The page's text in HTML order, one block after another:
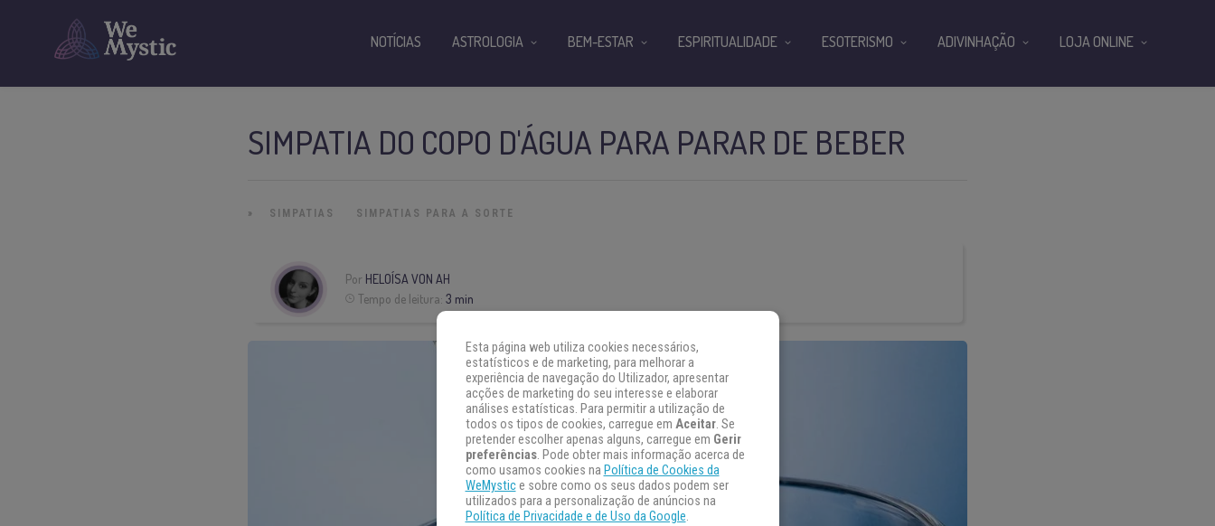
SIMPATIA DO COPO D'ÁGUA PARA PARAR DE BEBER
» SIMPATIAS SIMPATIAS PARA A SORTE
Por HELOÍSA VON AH
Tempo de leitura:3 min
NOTÍCIAS ASTROLOGIA BEM-ESTAR ESPIRITUALIDADE ESOTERISMO ADIVINHAÇÃO LOJA ONLINE
Esta página web utiliza cookies necessários,
estatísticos e de marketing, para melhorar a
experiência de navegação do Utilizador, apresentar
acções de marketing do seu interesse e elaborar
análises estatísticas. Para permitir a utilização de
todos os tipos de cookies, carregue em Aceitar. Se
pretender escolher apenas alguns, carregue em Gerir
preferências. Pode obter mais informação acerca de
como usamos cookies na Política de Cookies da
WeMystice sobre como os seus dados podem ser
utilizados para a personalização de anúncios na
Política de Privacidade e de Uso da Google.